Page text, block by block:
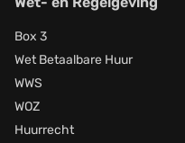
Box 3
Wet Betaalbare Huur
WWS
WOZ
Huurrecht